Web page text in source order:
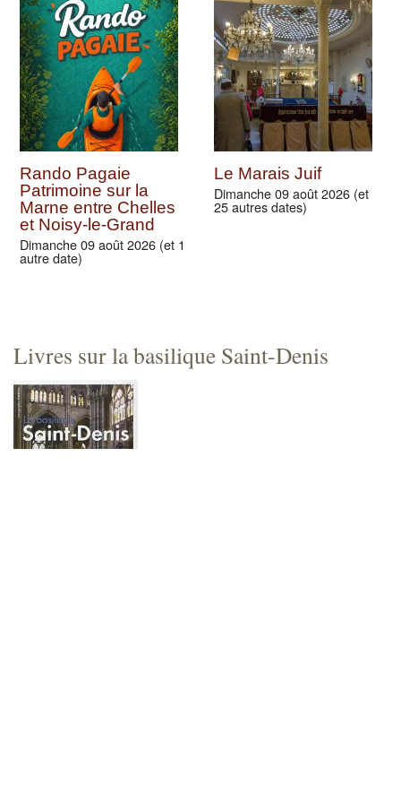
Rando Pagaie
Patrimoine sur la
Marne entre Chelles
et Noisy-le-Grand
Dimanche 09 août 2026 (et 1
autre date)
Le Marais Juif
Dimanche 09 août 2026 (et
25 autres dates)
Livres sur la basilique Saint-Denis